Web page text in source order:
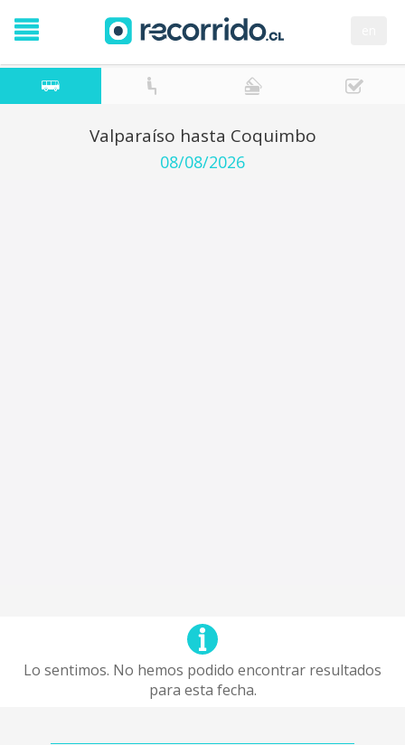
Valparaíso hasta Coquimbo
08/08/2026
Lo sentimos. No hemos podido encontrar resultados
para esta fecha.